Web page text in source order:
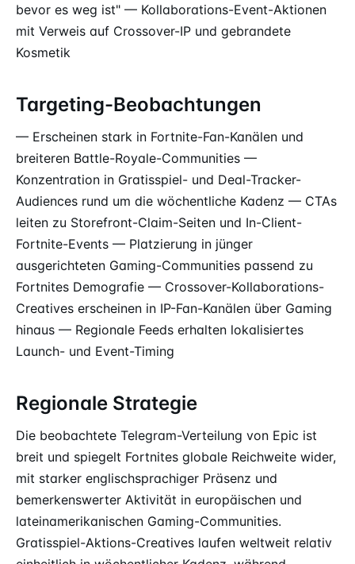
bevor es weg ist" — Kollaborations-Event-Aktionen
mit Verweis auf Crossover-IP und gebrandete
Kosmetik
Targeting-Beobachtungen
— Erscheinen stark in Fortnite-Fan-Kanälen und
breiteren Battle-Royale-Communities —
Konzentration in Gratisspiel- und Deal-Tracker-
Audiences rund um die wöchentliche Kadenz — CTAs
leiten zu Storefront-Claim-Seiten und In-Client-
Fortnite-Events — Platzierung in jünger
ausgerichteten Gaming-Communities passend zu
Fortnites Demografie — Crossover-Kollaborations-
Creatives erscheinen in IP-Fan-Kanälen über Gaming
hinaus — Regionale Feeds erhalten lokalisiertes
Launch- und Event-Timing
Regionale Strategie
Die beobachtete Telegram-Verteilung von Epic ist
breit und spiegelt Fortnites globale Reichweite wider,
mit starker englischsprachiger Präsenz und
bemerkenswerter Aktivität in europäischen und
lateinamerikanischen Gaming-Communities.
Gratisspiel-Aktions-Creatives laufen weltweit relativ